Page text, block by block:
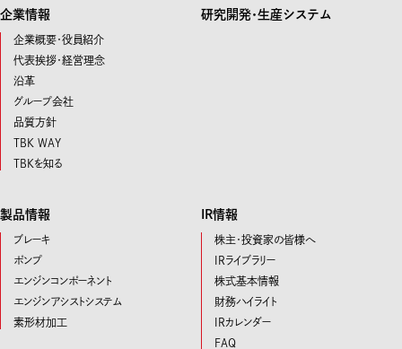
企業情報
企業概要・役員紹介
代表挨拶・経営理念
沿革
グループ会社
品質方針
TBK WAY
TBKを知る
研究開発･生産システム
製品情報
ブレーキ
ポンプ
エンジンコンポーネント
エンジンアシストシステム
素形材加工
IR情報
株主・投資家の皆様へ
IRライブラリー
株式基本情報
財務ハイライト
IRカレンダー
FAQ